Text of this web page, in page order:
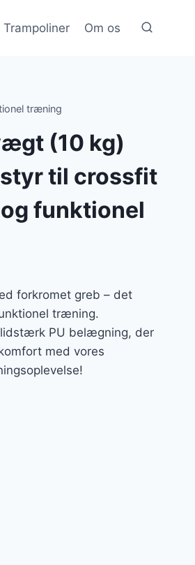
Trampoliner Om os
træning
(10 kg)
til crossfit
funktionel
forkromet greb – det
træning.
PU belægning, der
med vores